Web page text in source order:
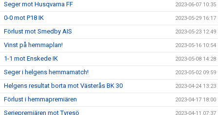
Seger mot Husqvarna FF 2023-06-07 10:35
0-0 mot P18 IK 2023-05-29 16:17
Förlust mot Smedby AIS 2023-05-23 12:49
Vinst på hemmaplan! 2023-05-16 10:54
1-1 mot Enskede IK 2023-05-08 14:28
Seger i helgens hemmamatch! 2023-05-02 09:59
Helgens resultat borta mot Västerås BK 30 2023-04-24 13:23
Förlust i hemmapremiären 2023-04-17 18:00
Seriepremiären mot Tyresö 2023-04-11 07:37